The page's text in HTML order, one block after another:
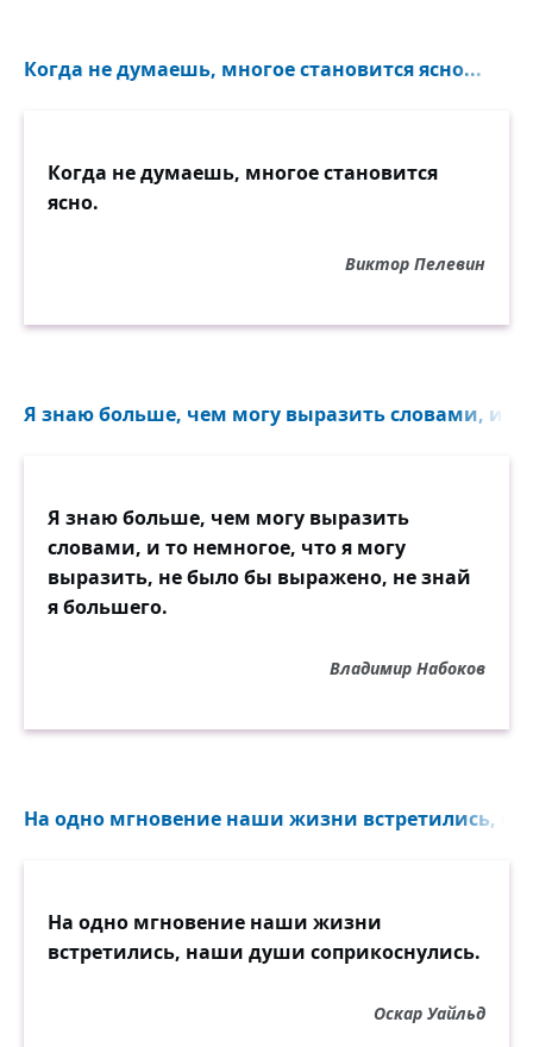
Когда не думаешь, многое становится ясно...
Когда не думаешь, многое становится
ясно.
Виктор Пелевин
Я знаю больше, чем могу выразить словами, и
Я знаю больше, чем могу выразить
словами, и то немногое, что я могу
выразить, не было бы выражено, не знай
я большего.
Владимир Набоков
На одно мгновение наши жизни встретились,
На одно мгновение наши жизни
встретились, наши души соприкоснулись.
Оскар Уайльд